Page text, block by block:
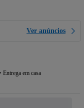
Ver anúncios
Entrega em casa